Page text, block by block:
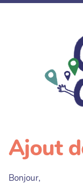
Ajout
Bonjour,